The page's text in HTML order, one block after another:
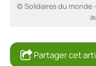
© Solidaires du monde
Partager cet